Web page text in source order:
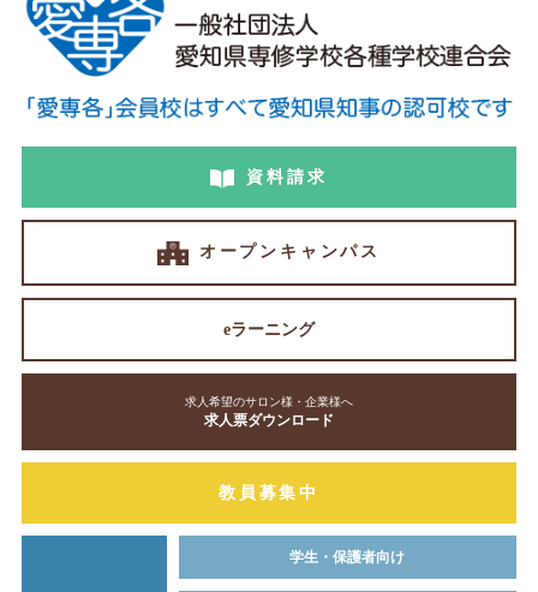
資料請求
オープンキャンパス
eラーニング
求人希望のサロン様・企業様へ
求人票ダウンロード
教員募集中
学生・保護者向け